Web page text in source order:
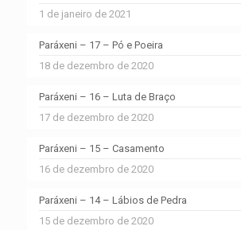
1 de janeiro de 2021
Paráxeni – 17 – Pó e Poeira
18 de dezembro de 2020
Paráxeni – 16 – Luta de Braço
17 de dezembro de 2020
Paráxeni – 15 – Casamento
16 de dezembro de 2020
Paráxeni – 14 – Lábios de Pedra
15 de dezembro de 2020